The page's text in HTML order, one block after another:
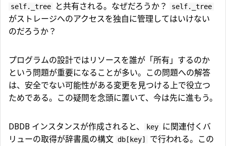
self._tree と共有される。なぜだろうか？ self._tree
がストレージへのアクセスを独自に管理してはいけない
のだろうか？
プログラムの設計ではリソースを誰が「所有」するのか
という問題が重要になることが多い。この問題への解答
は、安全でない可能性がある変更を見つける上で役立つ
ためである。この疑問を念頭に置いて、今は先に進もう。
DBDB インスタンスが作成されると、 key
に関連付くバ
リューの取得が辞書風の構文 db[key]
で行われる。この